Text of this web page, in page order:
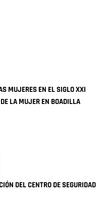
MUJERES EN EL SIGLO XXI
LA MUJER EN BOADILLA
DEL CENTRO DE SEGURIDAD